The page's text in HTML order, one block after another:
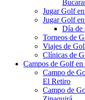
Jugar Golf
Jugar Golf
Día de
Torneos de
Viajes de
Clínicas de
Campos de Golf
Campo de
El Retiro
Campo de